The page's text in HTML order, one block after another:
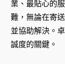
業、最貼心的
難，無論在寄
並協助解決。
誠度的關鍵。